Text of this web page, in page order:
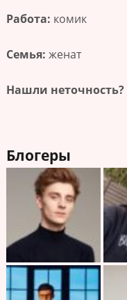
Работа: комик
Семья: женат
Нашли неточность?
Блогеры